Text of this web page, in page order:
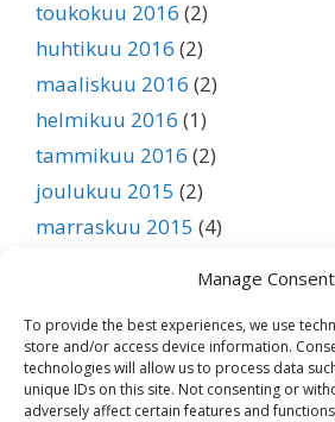
Manage Consent
To provide the best experiences, we use
store and/or access device information.
technologies will allow us to process data
unique IDs on this site. Not consenting or
adversely affect certain features and
toukokuu 2016 (2)
huhtikuu 2016 (2)
maaliskuu 2016 (2)
helmikuu 2016 (1)
tammikuu 2016 (2)
joulukuu 2015 (2)
marraskuu 2015 (4)
elokuu 2015(1)
heinäkuu 2015(1)
kesäkuu 2015(1)